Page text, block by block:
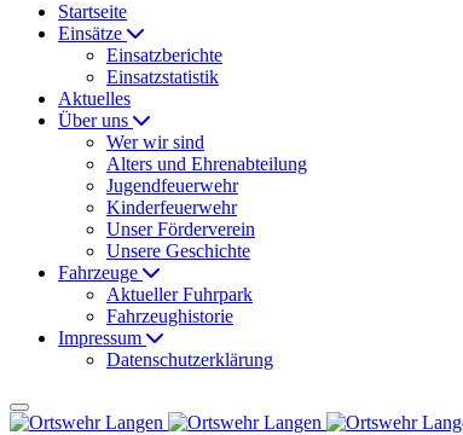
Startseite
Einsätze
Einsatzberichte
Einsatzstatistik
Aktuelles
Über uns
Wer wir sind
Alters und Ehrenabteilung
Jugendfeuerwehr
Kinderfeuerwehr
Unser Förderverein
Unsere Geschichte
Fahrzeuge
Aktueller Fuhrpark
Fahrzeughistorie
Impressum
Datenschutzerklärung